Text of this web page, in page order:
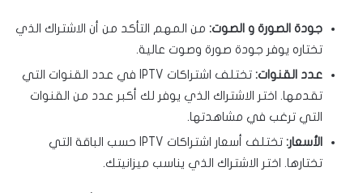
جودة الصورة و الصوت: من المهم التأكد من أن الاشتراك الذي
تختاره يوفر جودة صورة وصوت عالية.
عدد القنوات:
تختلف اشتراكات IPTV في عدد القنوات التي
تقدمها. اختر الاشتراك الذي يوفر لك أكبر عدد من القنوات
التي ترغب في مشاهدتها.
الأسعار:
تختلف أسعار اشتراكات IPTV حسب الباقة التي
تختارها. اختر الاشتراك الذي يناسب ميزانيتك.